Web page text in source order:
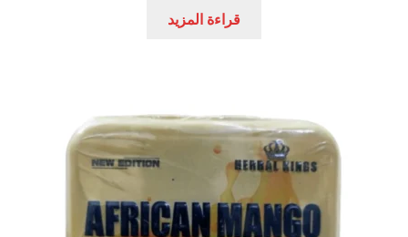
كاندم سيليكون
لانجيري مثير
منتجات الانتصاب
هو:
قراءة المزيد